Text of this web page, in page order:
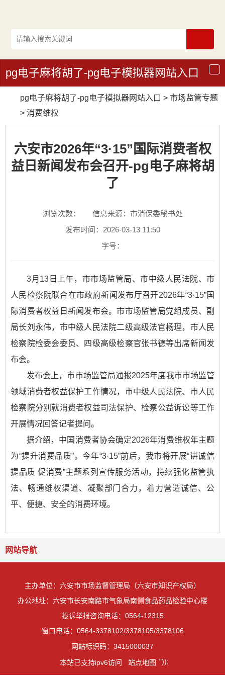
导
航
pg电子麻将胡了-pg电子模拟器网站入口
pg电子麻将胡了-pg电子模拟器网站入口 > 市场监管专题
> 消费维权
六安市2026年“3·15”国际消费者权
益日新闻发布会召开-pg电子麻将胡
了
浏览次数：
信息来源：市消保委秘书处
发布时间：2026-03-13 11:50
字号：
3月13日上午，市市场监管局、市中级人民法院、市
人民检察院联合在市政府新闻发布厅召开2026年“3·15”国
际消费者权益日新闻发布会。市市场监管局党组成员、副
局长刘永伟，市中级人民法院二级高级法官杨理，市人民
检察院检委会委员、四级高级检察官张书德等出席新闻发
布会。
发布会上，市市场监管局通报2025年度我市市场监管
领域消费者权益保护工作情况，市中级人民法院、市人民
检察院分别就消费者权益司法保护、检察公益诉讼等工作
开展情况回答记者提问。
据介绍，中国消费者协会确定2026年消费维权年主题
为“提升消费品质”。今年“3·15”前后，我市将开展“讲诚信
提品质 促消费”主题系列宣传服务活动，持续强化监管执
法、畅通维权渠道、凝聚部门合力，着力营造诚信、公
平、便捷、安全的消费环境。
网站导航
主办单位：六安市市场监督管理局（六安市知识产权局）
办公地址：六安市长安南路市气象局南侧食品药品检验中心楼
投诉举报咨询电话：0564-12315
窗口电话：0564-3378102/3378105/3378106
网站标识码：3415000037
本站已支持ipv6访问
站点地图 "));